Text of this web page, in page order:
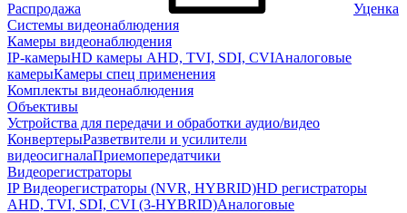
Распродажа
Уценка
Системы видеонаблюдения
Камеры видеонаблюдения
IP-камерыHD камеры AHD, TVI, SDI, CVIАналоговые
камерыКамеры спец применения
Комплекты видеонаблюдения
Объективы
Устройства для передачи и обработки аудио/видео
КонвертерыРазветвители и усилители
видеосигналаПриемопередатчики
Видеорегистраторы
IP Видеорегистраторы (NVR, HYBRID)HD регистраторы
AHD, TVI, SDI, CVI (3-HYBRID)Аналоговые